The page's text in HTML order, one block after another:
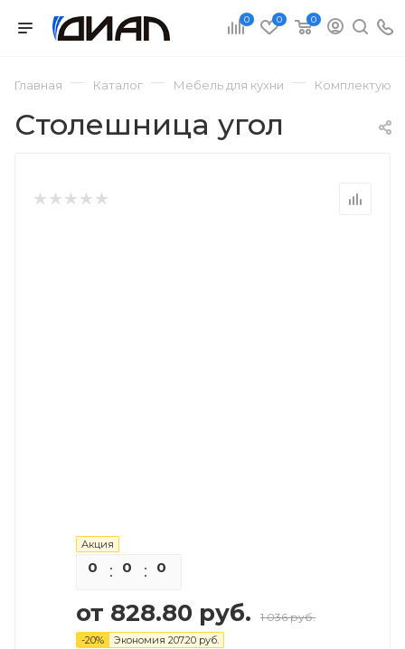
0 0 0
Главная — Каталог — Мебель для кухни —
Столешница угол
Акция
0 0 0
от 828.80 руб. 1 036 руб.
-20% Экономия 207.20 руб.